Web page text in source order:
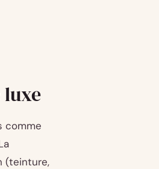
comme
(teinture,